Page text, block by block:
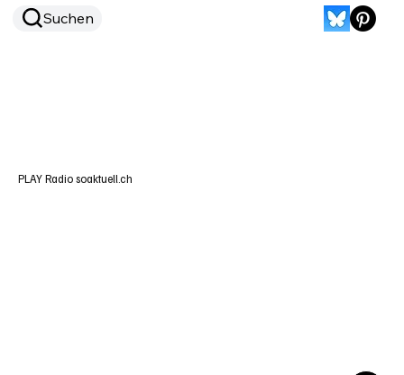
Suchen
PLAY Radio soaktuell.ch